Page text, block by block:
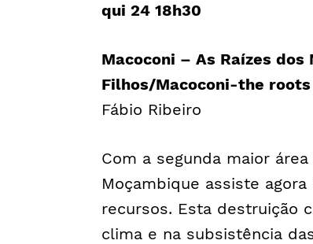
qui 24 18h30
Macoconi – As Raízes dos
Filhos/Macoconi-the
Fábio Ribeiro
Com a segunda maior
Moçambique assiste
recursos. Esta destruição
clima e na subsistência